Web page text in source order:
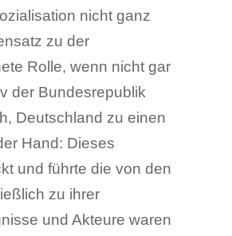
nicht ganz
zu der
Rolle, wenn nicht gar
der Bundesrepublik
Deutschland zu einen
Hand: Dieses
und führte die von den
zu ihrer
und Akteure waren